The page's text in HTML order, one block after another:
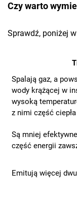
Czy warto
Sprawdź, poniżej
Spalają gaz, a
wody krążącej w
wysoką
z nimi część
Są mniej
część energii
Emitują więcej